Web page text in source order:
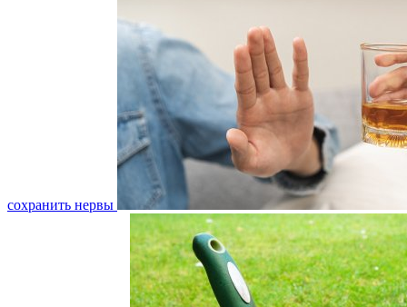
сохранить нервы